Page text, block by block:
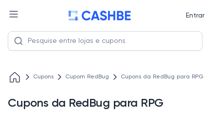
Entrar
Cupons Cupom RedBug Cupons da RedBug para RPG
Cupons da RedBug para RPG